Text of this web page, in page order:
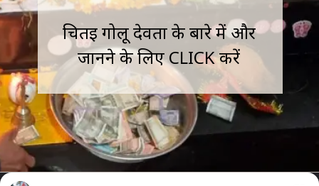
चितई गोलू देवता के बारे में और
जानने के लिए CLICK करें